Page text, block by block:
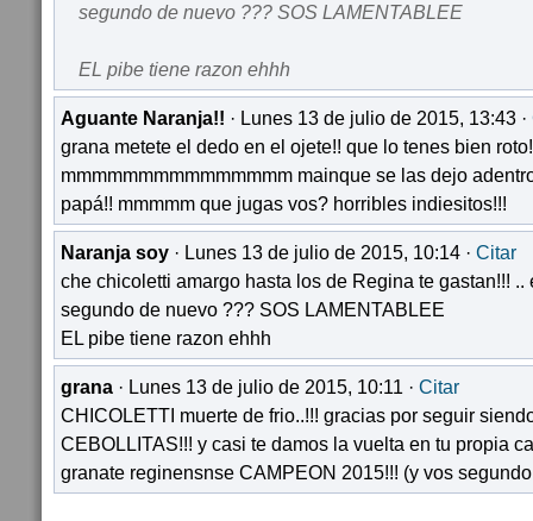
segundo de nuevo ??? SOS LAMENTABLEE
EL pibe tiene razon ehhh
Aguante Naranja!! · Lunes 13 de julio de 2015, 13:43 ·
grana metete el dedo en el ojete!! que lo tenes bien
mmmmmmmmmmmmmmm mainque se las dejo
papá!! mmmmm que jugas vos? horribles indiesitos!!!
Naranja soy · Lunes 13 de julio de 2015, 10:14 · Citar
che chicoletti amargo hasta los de Regina te gastan!!! ..
segundo de nuevo ??? SOS LAMENTABLEE
EL pibe tiene razon ehhh
grana · Lunes 13 de julio de 2015, 10:11 · Citar
CHICOLETTI muerte de frio..!!! gracias por seguir
CEBOLLITAS!!! y casi te damos la vuelta en tu propia
granate reginensnse CAMPEON 2015!!! (y vos